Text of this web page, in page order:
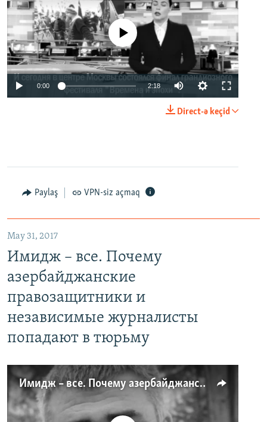
No media source currently available
0:00 2:18
Direct-ə keçid
Paylaş VPN-siz açmaq
May 31, 2017
Имидж – все. Почему
азербайджанские
правозащитники и
независимые журналисты
попадают в тюрьму
Имидж – все. Почему азербайджанские правозащитники и независимые журналисты попадают в тюрьму